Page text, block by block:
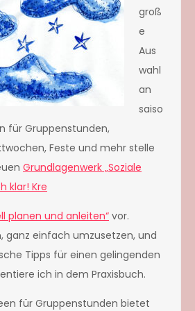
groß
e
Aus
wahl
an
saiso
für Gruppenstunden,
Feste und mehr stelle
Grundlagenwerk „Soziale
klar! Kre
planen und anleiten“ vor.
ganz einfach umzusetzen, und
Tipps für einen gelingenden
ich in dem Praxisbuch.
für Gruppenstunden bietet